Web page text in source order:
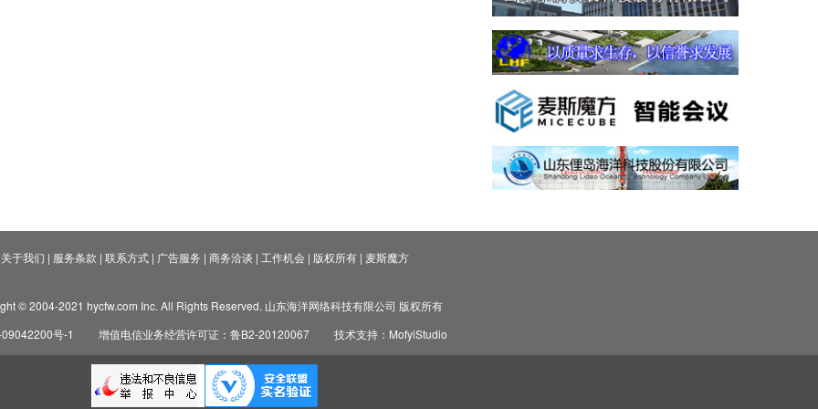
关于我们 | 服务条款 | 联系方式| 广告服务 | 商务洽谈 | 工作机会| 版权所有| 麦斯魔方
© 2004-2021 hycfw.com Inc. All Rights Reserved. 山东海洋网络科技有限公司 版权所有
号-1
增值电信业务经营许可证：鲁B2-20120067 技术支持：MofyiStudio